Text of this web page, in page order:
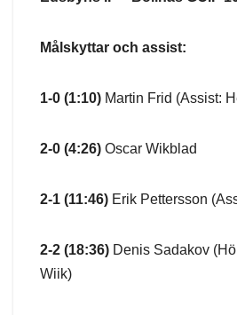
Målskyttar och assist:
1-0 (1:10) Martin Frid (Assist:
2-0 (4:26) Oscar Wikblad
2-1 (11:46) Erik Pettersson
2-2 (18:36) Denis Sadakov
Wiik)